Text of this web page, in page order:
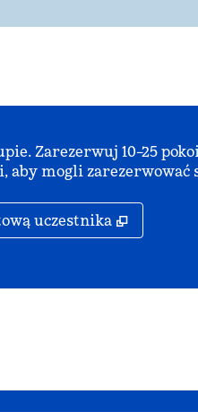
Zarezerwuj 10–25
aby mogli zarezerwować
uczestnika ,